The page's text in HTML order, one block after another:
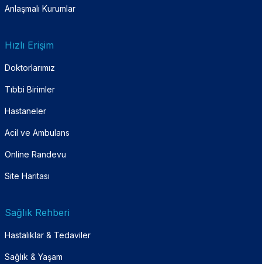
Anlaşmalı Kurumlar
Hızlı Erişim
Doktorlarımız
Tıbbi Birimler
Hastaneler
Acil ve Ambulans
Online Randevu
Site Haritası
Sağlık Rehberi
Hastalıklar & Tedaviler
Sağlık & Yaşam